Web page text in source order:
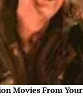
Movies From Your